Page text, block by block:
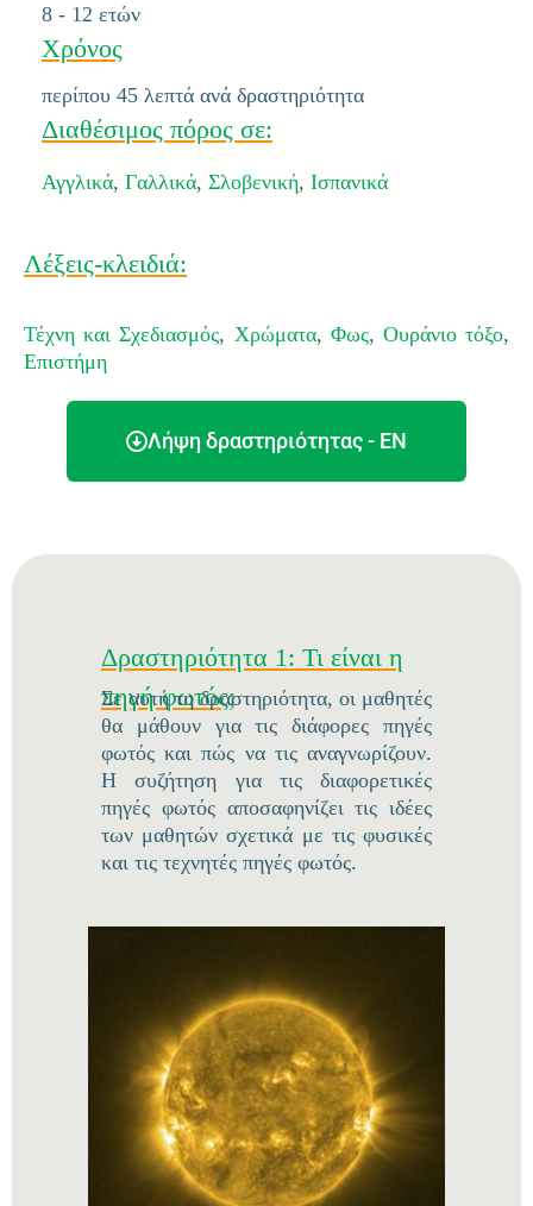
8 - 12 ετών
Χρόνος
περίπου 45 λεπτά ανά δραστηριότητα
Διαθέσιμος πόρος σε:
Αγγλικά, Γαλλικά, Σλοβενική, Ισπανικά
Λέξεις-κλειδιά:
Τέχνη και Σχεδιασμός, Χρώματα, Φως, Ουράνιο τόξο,
Επιστήμη
Λήψη δραστηριότητας - EN
Δραστηριότητα 1: Τι είναι η
πηγή φωτός;
Σε αυτή τη δραστηριότητα, οι μαθητές
θα μάθουν για τις διάφορες πηγές
φωτός και πώς να τις αναγνωρίζουν.
Η συζήτηση για τις διαφορετικές
πηγές φωτός αποσαφηνίζει τις ιδέες
των μαθητών σχετικά με τις φυσικές
και τις τεχνητές πηγές φωτός.